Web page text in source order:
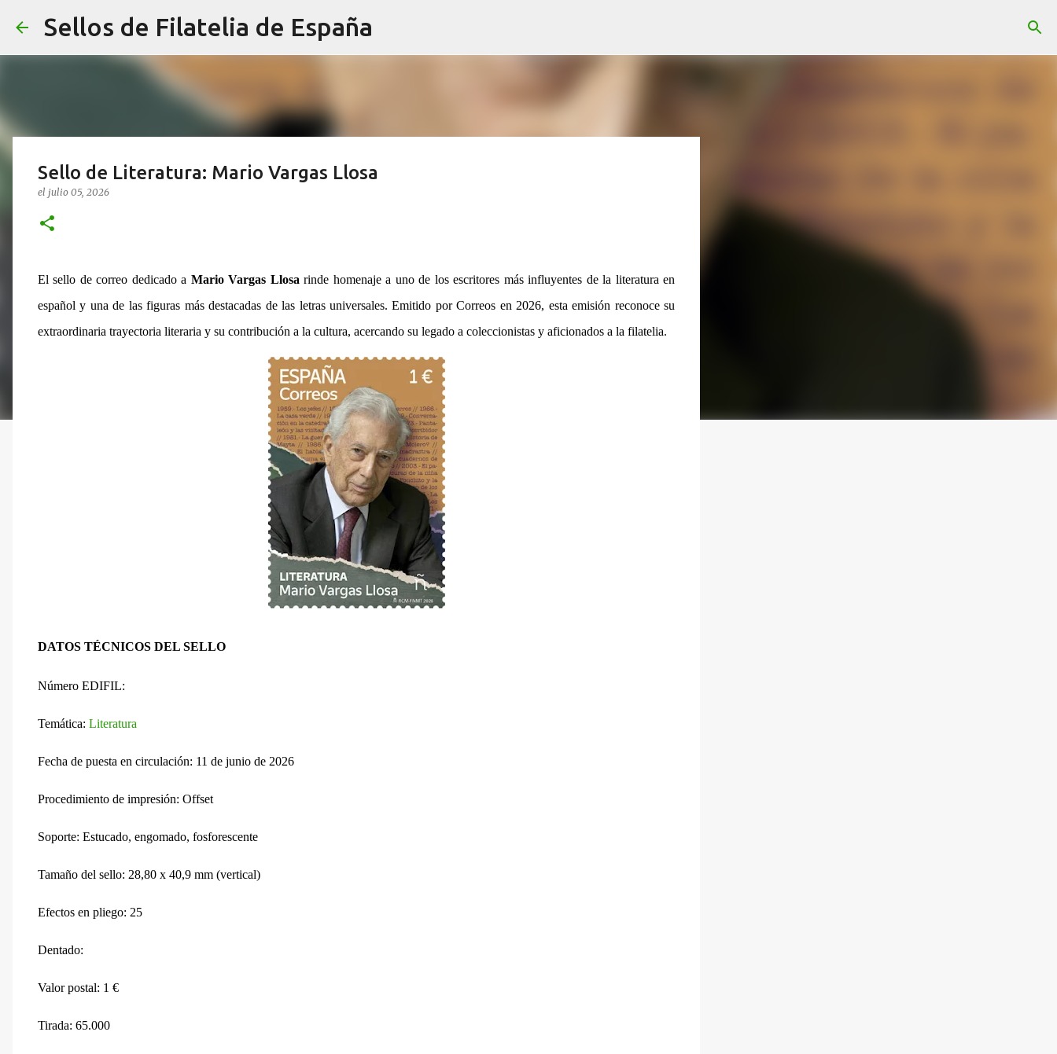
Sellos de Filatelia de España
Sello de Literatura: Mario Vargas Llosa
el julio 05, 2026
El sello de correo dedicado a Mario Vargas Llosa rinde homenaje a uno de los escritores más influyentes de la literatura en
español y una de las figuras más destacadas de las letras universales. Emitido por Correos en 2026, esta emisión reconoce su
extraordinaria trayectoria literaria y su contribución a la cultura, acercando su legado a coleccionistas y aficionados a la filatelia.
DATOS TÉCNICOS DEL SELLO
Número EDIFIL:
Temática: Literatura
Fecha de puesta en circulación: 11 de junio de 2026
Procedimiento de impresión: Offset
Soporte: Estucado, engomado, fosforescente
Tamaño del sello: 28,80 x 40,9 mm (vertical)
Efectos en pliego: 25
Dentado:
Valor postal: 1 €
Tirada: 65.000